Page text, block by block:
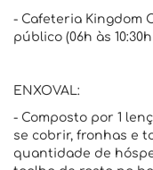
- Cafeteria Kingdom
público (06h às
ENXOVAL:
- Composto por 1
se cobrir, fronhas e
quantidade de